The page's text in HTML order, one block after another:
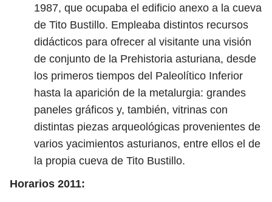
1987, que ocupaba el edificio anexo a la cueva
de Tito Bustillo. Empleaba distintos recursos
didácticos para ofrecer al visitante una visión
de conjunto de la Prehistoria asturiana, desde
los primeros tiempos del Paleolítico Inferior
hasta la aparición de la metalurgia: grandes
paneles gráficos y, también, vitrinas con
distintas piezas arqueológicas provenientes de
varios yacimientos asturianos, entre ellos el de
la propia cueva de Tito Bustillo.
Horarios 2011: